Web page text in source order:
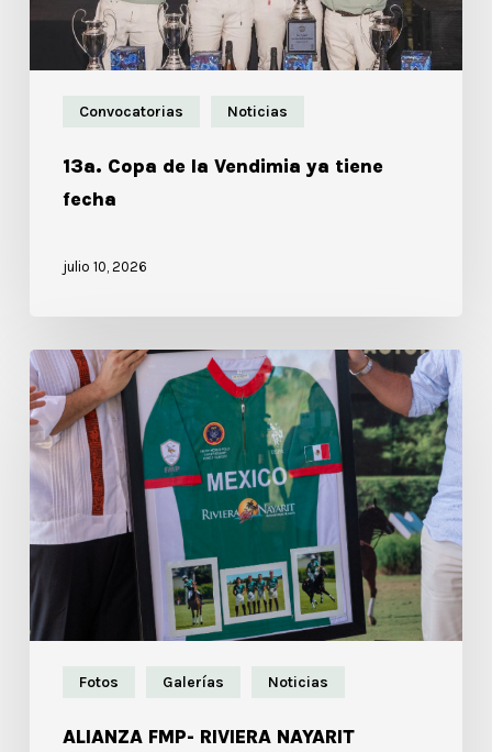
Convocatorias Noticias
13a. Copa de la Vendimia ya tiene
fecha
julio 10, 2026
Fotos Galerías Noticias
ALIANZA FMP- RIVIERA NAYARIT